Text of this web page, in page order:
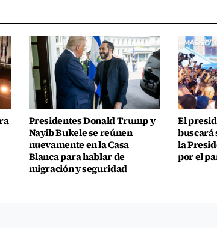
Presidentes Donald Trump y
Nayib Bukele se reúnen
nuevamente en la Casa
Blanca para hablar de
migración y seguridad
El
buscará
la
por el